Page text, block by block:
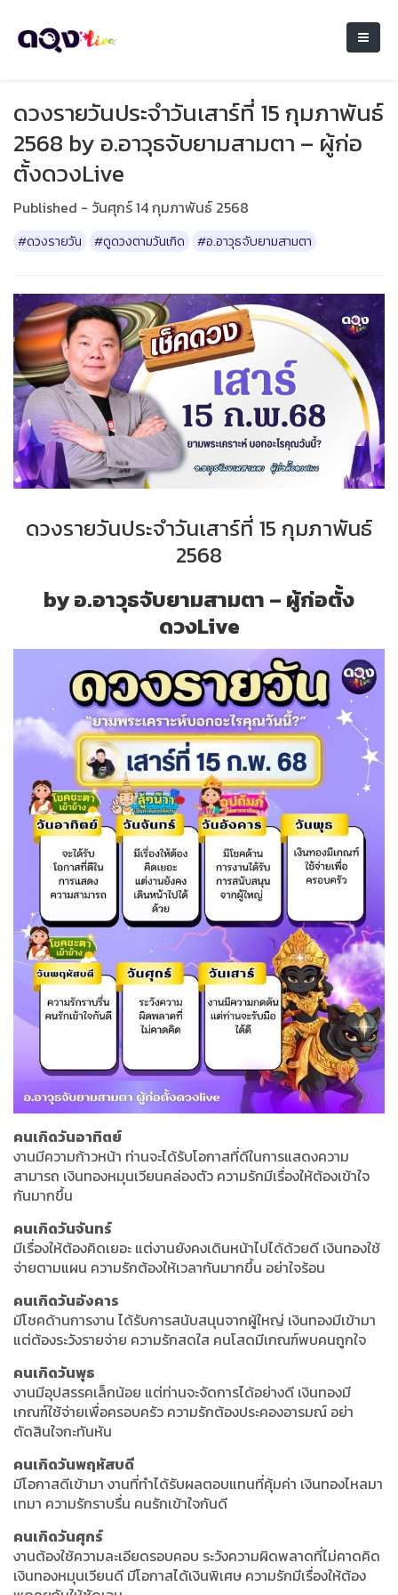
ดวงรายวันประจำวันเสาร์ที่ 15 กุมภาพันธ์
2568 by อ.อาวุธจับยามสามตา – ผู้ก่อ
ตั้งดวงLive
Published - วันศุกร์ 14 กุมภาพันธ์ 2568
#ดวงรายวัน #ดูดวงตามวันเกิด #อ.อาวุธจับยามสามตา
ดวงรายวันประจำวันเสาร์ที่ 15 กุมภาพันธ์
2568
by อ.อาวุธจับยามสามตา – ผู้ก่อตั้ง
ดวงLive
คนเกิดวันอาทิตย์
งานมีความก้าวหน้า ท่านจะได้รับโอกาสที่ดีในการแสดงความ
สามารถ เงินทองหมุนเวียนคล่องตัว ความรักมีเรื่องให้ต้องเข้าใจ
กันมากขึ้น
คนเกิดวันจันทร์
มีเรื่องให้ต้องคิดเยอะ แต่งานยังคงเดินหน้าไปได้ด้วยดี เงินทองใช้
จ่ายตามแผน ความรักต้องให้เวลากันมากขึ้น อย่าใจร้อน
คนเกิดวันอังคาร
มีโชคด้านการงาน ได้รับการสนับสนุนจากผู้ใหญ่ เงินทองมีเข้ามา
แต่ต้องระวังรายจ่าย ความรักสดใส คนโสดมีเกณฑ์พบคนถูกใจ
คนเกิดวันพุธ
งานมีอุปสรรคเล็กน้อย แต่ท่านจะจัดการได้อย่างดี เงินทองมี
เกณฑ์ใช้จ่ายเพื่อครอบครัว ความรักต้องประคองอารมณ์ อย่า
ตัดสินใจกะทันหัน
คนเกิดวันพฤหัสบดี
มีโอกาสดีเข้ามา งานที่ทำได้รับผลตอบแทนที่คุ้มค่า เงินทองไหลมา
เทมา ความรักราบรื่น คนรักเข้าใจกันดี
คนเกิดวันศุกร์
งานต้องใช้ความละเอียดรอบคอบ ระวังความผิดพลาดที่ไม่คาดคิด
เงินทองหมุนเวียนดี มีโอกาสได้เงินพิเศษ ความรักมีเรื่องให้ต้อง